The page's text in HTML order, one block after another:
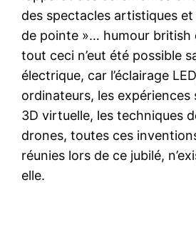
des spectacles artistiques
de pointe »… humour british
tout ceci n’eut été possible
électrique, car l’éclairage
ordinateurs, les expériences
3D virtuelle, les techniques
drones, toutes ces
réunies lors de ce jubilé,
elle.